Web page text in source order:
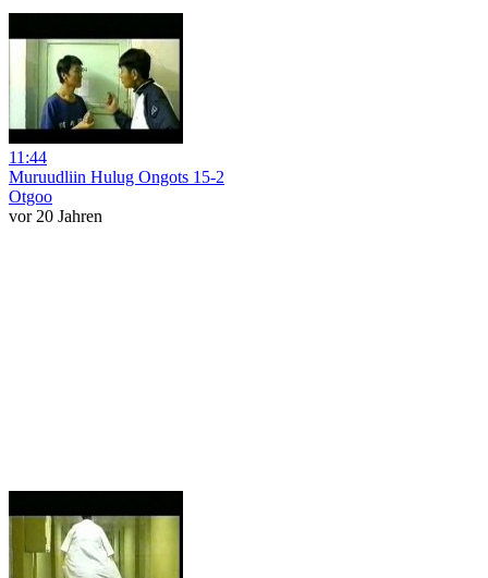
11:44
Muruudliin Hulug Ongots 15-2
Otgoo
vor 20 Jahren